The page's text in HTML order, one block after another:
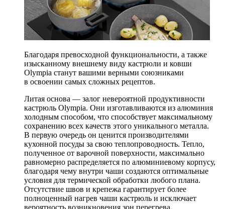
Благодаря превосходной функциональности, а также
изысканному внешнему виду кастрюли и ковши
Olympia станут вашими верными союзниками
в освоении самых сложных рецептов.
Литая основа — залог невероятной продуктивности
кастрюль Olympia. Они изготавливаются из алюминия
холодным способом, что способствует максимальному
сохранению всех качеств этого уникального металла.
В первую очередь он ценится производителями
кухонной посуды за свою теплопроводность. Тепло,
полученное от варочной поверхности, максимально
равномерно распределяется по алюминиевому корпусу,
благодаря чему внутри чаши создаются оптимальные
условия для термической обработки любого плана.
Отсутствие швов и крепежа гарантирует более
полноценный нагрев чаши кастрюль и исключает
вероятность возникновения зон перегрева.